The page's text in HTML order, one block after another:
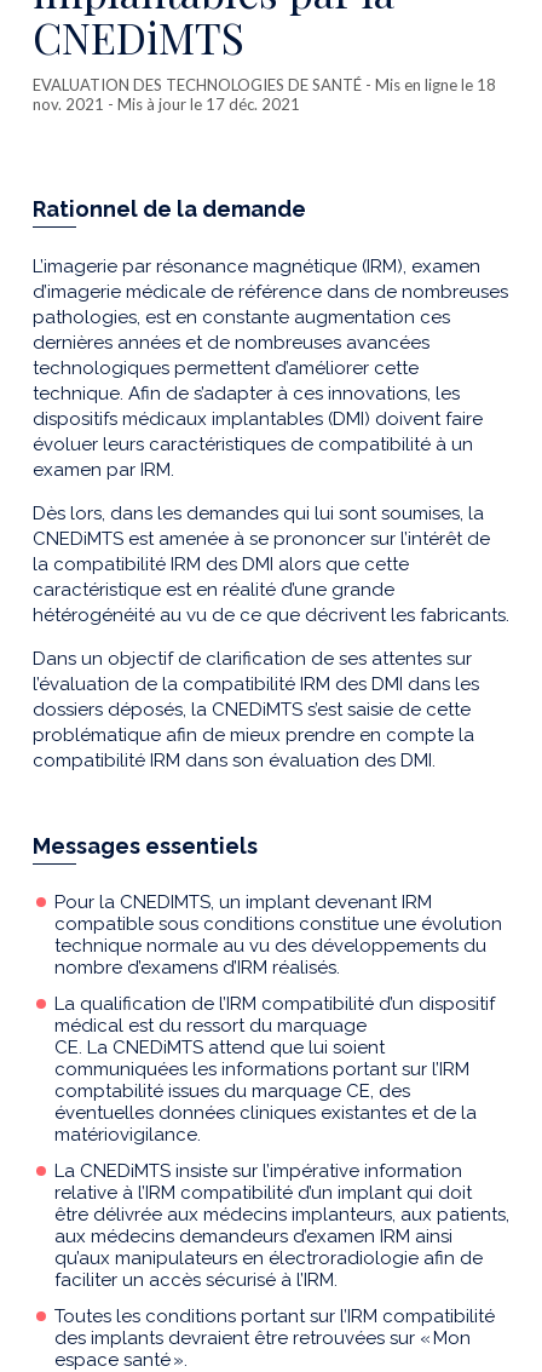
CNEDiMTS
EVALUATION DES TECHNOLOGIES DE SANTÉ - Mis en ligne le 18
nov. 2021 - Mis à jour le 17 déc. 2021
Rationnel de la demande
L’imagerie par résonance magnétique (IRM), examen
d’imagerie médicale de référence dans de nombreuses
pathologies, est en constante augmentation ces
dernières années et de nombreuses avancées
technologiques permettent d’améliorer cette
technique. Afin de s’adapter à ces innovations, les
dispositifs médicaux implantables (DMI) doivent faire
évoluer leurs caractéristiques de compatibilité à un
examen par IRM.
Dès lors, dans les demandes qui lui sont soumises, la
CNEDiMTS est amenée à se prononcer sur l’intérêt de
la compatibilité IRM des DMI alors que cette
caractéristique est en réalité d’une grande
hétérogénéité au vu de ce que décrivent les fabricants.
Dans un objectif de clarification de ses attentes sur
l’évaluation de la compatibilité IRM des DMI dans les
dossiers déposés, la CNEDiMTS s’est saisie de cette
problématique afin de mieux prendre en compte la
compatibilité IRM dans son évaluation des DMI.
Messages essentiels
Pour la CNEDIMTS, un implant devenant IRM
compatible sous conditions constitue une évolution
technique normale au vu des développements du
nombre d’examens d’IRM réalisés.
La qualification de l’IRM compatibilité d’un dispositif
médical est du ressort du marquage
CE. La CNEDiMTS attend que lui soient
communiquées les informations portant sur l’IRM
comptabilité issues du marquage CE, des
éventuelles données cliniques existantes et de la
matériovigilance.
La CNEDiMTS insiste sur l’impérative information
relative à l’IRM compatibilité d’un implant qui doit
être délivrée aux médecins implanteurs, aux patients,
aux médecins demandeurs d’examen IRM ainsi
qu’aux manipulateurs en électroradiologie afin de
faciliter un accès sécurisé à l’IRM.
Toutes les conditions portant sur l’IRM compatibilité
des implants devraient être retrouvées sur « Mon
espace santé ».